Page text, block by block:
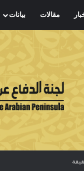
مقالات بيانات